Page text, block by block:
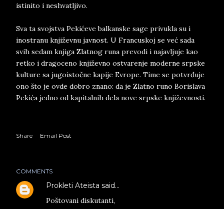
istinito i neshvatljivo.
Sva ta svojstva Pekićeve balkanske sage privukla su i
inostranu književnu javnost. U Francuskoj se već sada
svih sedam knjiga Zlatnog runa prevodi i najavljuje kao
retko i dragoceno književno ostvarenje moderne srpske
kulture sa jugoistočne kapije Evrope. Time se potvrđuje
ono što je ovde dobro znano: da je Zlatno runo Borislava
Pekića jedno od kapitalnih dela nove srpske književnosti.
Share Email Post
COMMENTS
Prokleti Ateista said…
Poštovani diskutanti,